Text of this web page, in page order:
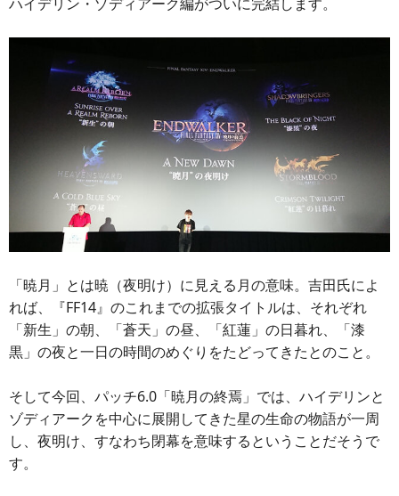
「暁月」とは暁（夜明け）に見える月の意味。吉田氏によ
れば、『FF14』のこれまでの拡張タイトルは、それぞれ
「新生」の朝、「蒼天」の昼、「紅蓮」の日暮れ、「漆
黒」の夜と一日の時間のめぐりをたどってきたとのこと。
そして今回、パッチ6.0「暁月の終焉」では、ハイデリンと
ゾディアークを中心に展開してきた星の生命の物語が一周
し、夜明け、すなわち閉幕を意味するということだそうで
す。